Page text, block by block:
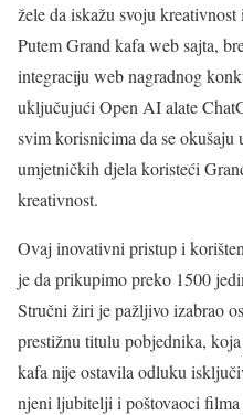
žele da iskažu svoju
Putem Grand kafa web sajta,
integraciju web nagradnog
uključujući Open AI alate
svim korisnicima da se
umjetničkih djela koristeći
kreativnost.
Ovaj inovativni pristup i
je da prikupimo preko 1500
Stručni žiri je pažljivo izabrao
prestižnu titulu pobjednika,
kafa nije ostavila odluku
njeni ljubitelji i poštovaoci